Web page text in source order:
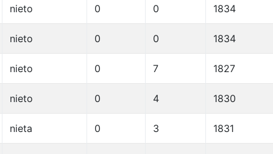
nieto 0 0 1834
nieto 0 0 1834
nieto 0 7 1827
nieto 0 4 1830
nieta 0 3 1831